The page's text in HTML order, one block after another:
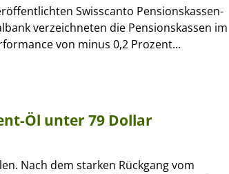
Swisscanto Pensionskassen-
verzeichneten die Pensionskassen im
von minus 0,2 Prozent...
Öl unter 79 Dollar
Nach dem starken Rückgang vom